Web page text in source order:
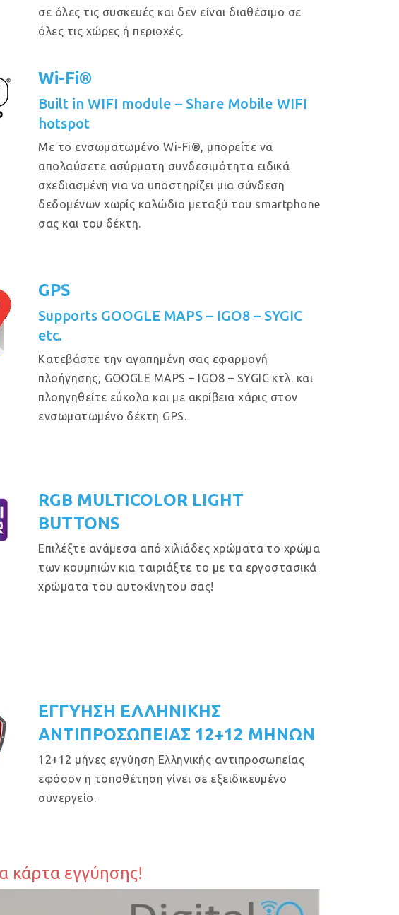
σε όλες τις συσκευές και δεν είναι διαθέσιμο σε
όλες τις χώρες ή περιοχές.
Wi-Fi®
Built in WIFI module – Share Mobile WIFI
hotspot
Με το ενσωματωμένο Wi-Fi®, μπορείτε να
απολαύσετε ασύρματη συνδεσιμότητα ειδικά
σχεδιασμένη για να υποστηρίζει μια σύνδεση
δεδομένων χωρίς καλώδιο μεταξύ του smartphone
σας και του δέκτη.
GPS
Supports GOOGLE MAPS – IGO8 – SYGIC
etc.
Κατεβάστε την αγαπημένη σας εφαρμογή
πλοήγησης, GOOGLE MAPS – IGO8 – SYGIC κτλ. και
πλοηγηθείτε εύκολα και με ακρίβεια χάρις στον
ενσωματωμένο δέκτη GPS.
RGB MULTICOLOR LIGHT
BUTTONS
Επιλέξτε ανάμεσα από χιλιάδες χρώματα το χρώμα
των κουμπιών κια ταιριάξτε το με τα εργοστασικά
χρώματα του αυτοκίνητου σας!
ΕΓΓΥΗΣΗ ΕΛΛΗΝΙΚΗΣ
ΑΝΤΙΠΡΟΣΩΠΕΙΑΣ 12+12 ΜΗΝΩΝ
12+12 μήνες εγγύηση Ελληνικής αντιπροσωπείας
εφόσον η τοποθέτηση γίνει σε εξειδικευμένο
συνεργείο.
κάρτα εγγύησης!